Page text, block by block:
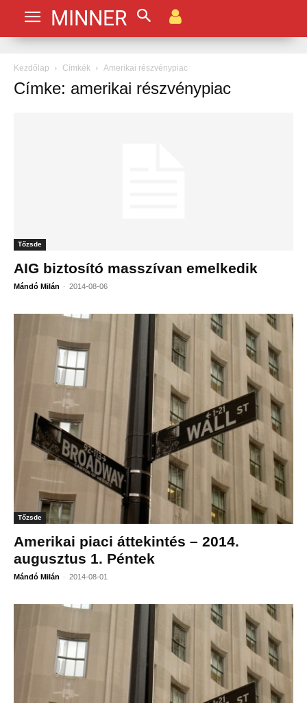
MINNER
Kezdőlap Címkék Amerikai részvénypiac
Címke: amerikai részvénypiac
Tőzsde
AIG biztosító masszívan emelkedik
Mándó Milán - 2014-08-06
Tőzsde
Amerikai piaci áttekintés – 2014.
augusztus 1. Péntek
Mándó Milán - 2014-08-01